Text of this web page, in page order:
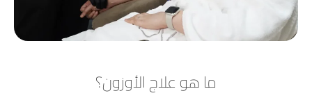
ما هو علاج الأوزون؟